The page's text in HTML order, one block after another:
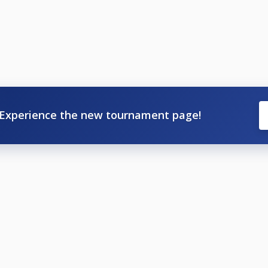
Experience the new tournament page!